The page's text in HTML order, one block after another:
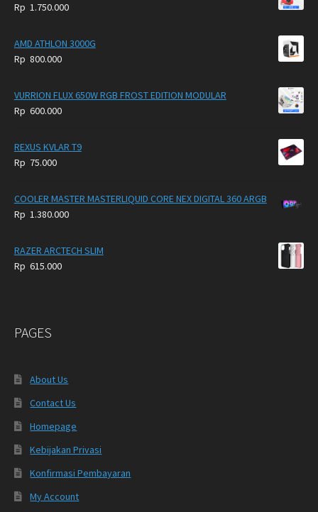
Rp 1.750.000
AMD ATHLON 3000G
Rp 800.000
VURRION FLUX 650W RGB FROST EDITION MODULAR
Rp 600.000
REXUS KVLAR T9
Rp 75.000
COOLER MASTER MASTERLIQUID CORE NEX DIGITAL 360 ARGB
Rp 1.380.000
RAZER ARCTECH SLIM
Rp 615.000
PAGES
About Us
Contact Us
Homepage
Kebijakan Privasi
Konfirmasi Pembayaran
My Account